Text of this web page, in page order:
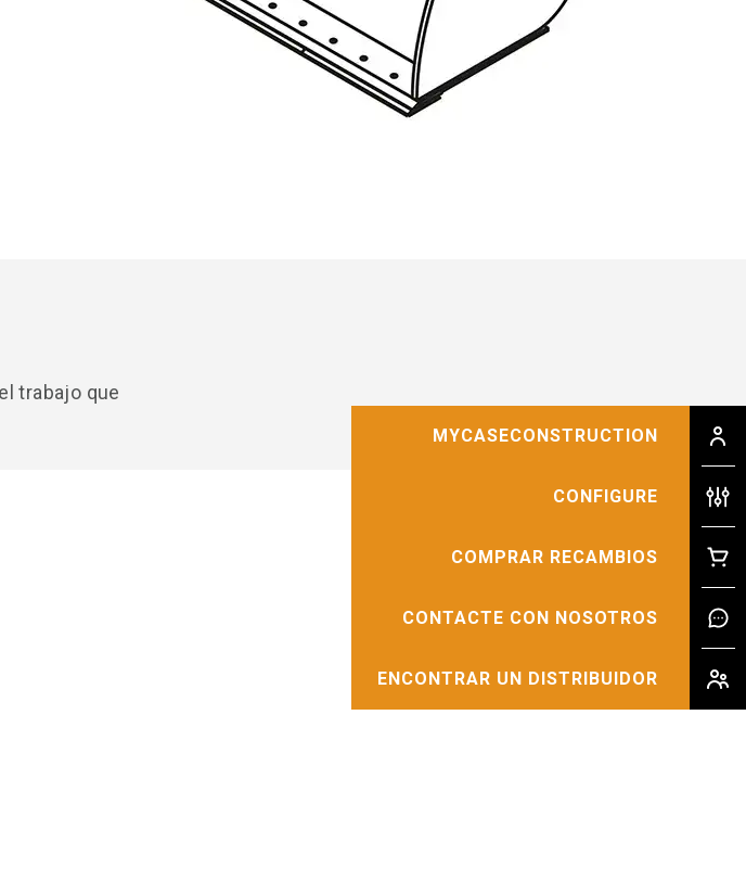
MYCASECONSTRUCTION
CONFIGURE
COMPRAR RECAMBIOS
CONTACTE CON NOSOTROS
ENCONTRAR UN DISTRIBUIDOR
trabajo que